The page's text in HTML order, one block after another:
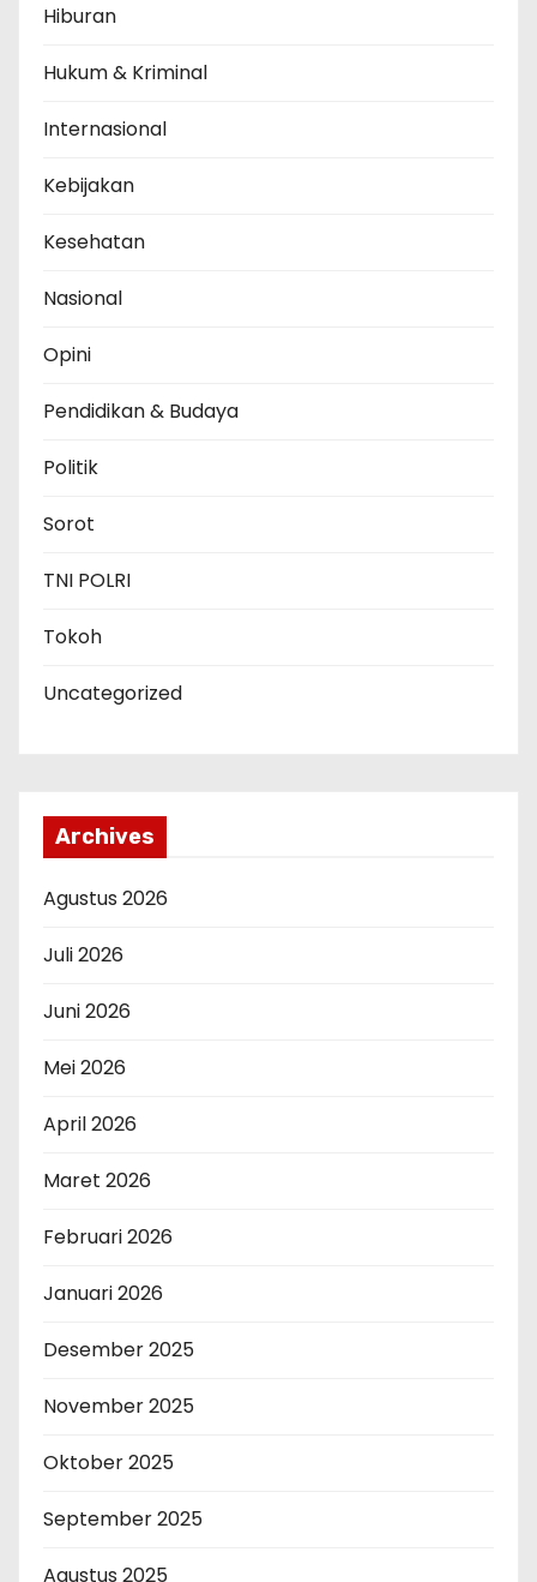
Hiburan
Hukum & Kriminal
Internasional
Kebijakan
Kesehatan
Nasional
Opini
Pendidikan & Budaya
Politik
Sorot
TNI POLRI
Tokoh
Uncategorized
Archives
Agustus 2026
Juli 2026
Juni 2026
Mei 2026
April 2026
Maret 2026
Februari 2026
Januari 2026
Desember 2025
November 2025
Oktober 2025
September 2025
Agustus 2025